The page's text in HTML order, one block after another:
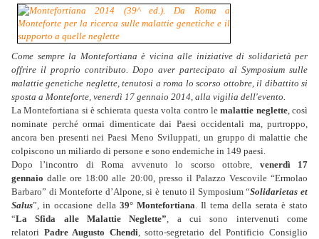
Come sempre la Montefortiana è vicina alle iniziative di solidarietà per
offrire il proprio contributo. Dopo aver partecipato al Symposium sulle
malattie genetiche neglette, tenutosi a roma lo scorso ottobre, il dibattito si
sposta a Monteforte, venerdì 17 gennaio 2014, alla vigilia dell'evento.
La Montefortiana si è schierata questa volta contro lemalattie neglette, così
nominate perché ormai dimenticate dai Paesi occidentali ma, purtroppo,
ancora ben presenti nei Paesi Meno Sviluppati, un gruppo di malattie che
colpiscono un miliardo di persone e sono endemiche in 149 paesi.
Dopo l’incontro di Roma avvenuto lo scorso ottobre, venerdì 17
gennaio dalle ore 18:00 alle 20:00, presso il Palazzo Vescovile “Ermolao
Barbaro” di Monteforte d’Alpone, si è tenuto il Symposium “Solidarietas et
Salus”, in occasione della 39° Montefortiana. Il tema della serata è stato
“La Sfida alle Malattie Neglette”, a cui sono intervenuti come
relatori Padre Augusto Chendi, sotto-segretario del Pontificio Consiglio